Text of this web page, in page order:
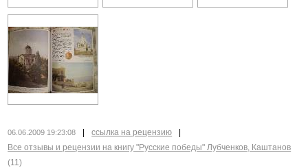
06.06.2009 19:23:08 ссылка на рецензию
Все отзывы и рецензии на книгу "Русские победы" Лубченков, Каштанов
(11)